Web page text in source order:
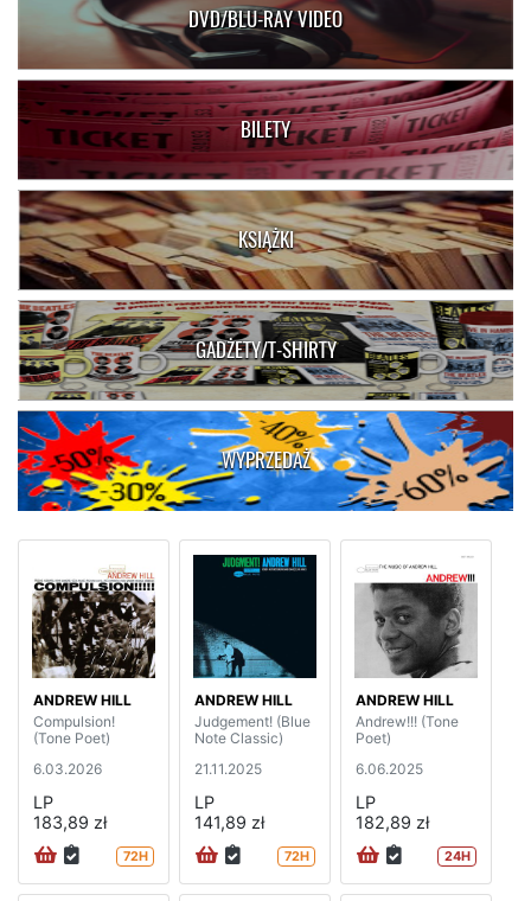
DVD/BLU-RAY VIDEO
BILETY
KSIĄŻKI
GADŻETY/T-SHIRTY
WYPRZEDAŻ
ANDREW HILL
Compulsion!
(Tone Poet)
6.03.2026
LP
183,89 zł
72H
ANDREW HILL
Judgement! (Blue
Note Classic)
21.11.2025
LP
141,89 zł
72H
ANDREW HILL
Andrew!!! (Tone
Poet)
6.06.2025
LP
182,89 zł
24H